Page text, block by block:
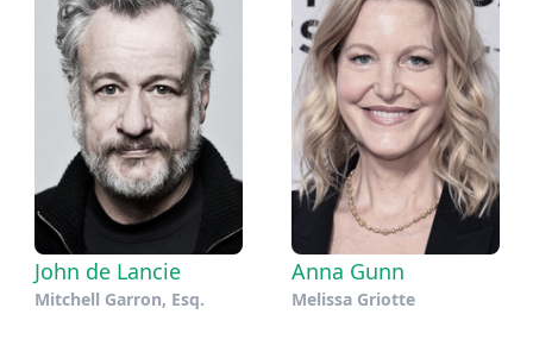
John de Lancie
Mitchell Garron, Esq.
Anna Gunn
Melissa Griotte